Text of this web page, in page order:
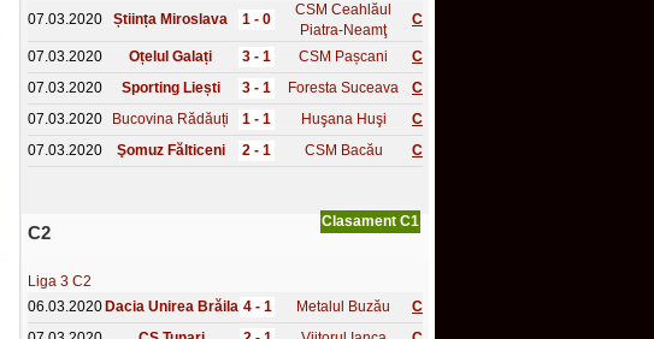
07.03.2020 Știința Miroslava 1 - 0
CSM Ceahlăul
Piatra-Neamţ
C
07.03.2020 Oțelul Galați 3 - 1 CSM Pașcani
C
07.03.2020
Sporting Liești 3 - 1 Foresta Suceava
C
07.03.2020
Bucovina Rădăuți 1 - 1 Huşana Huşi
C
07.03.2020
Şomuz Fălticeni 2 - 1 CSM Bacău C
Clasament C1
C2
Liga 3 C2
06.03.2020 Dacia Unirea Brăila 4 - 1 Metalul Buzău
C